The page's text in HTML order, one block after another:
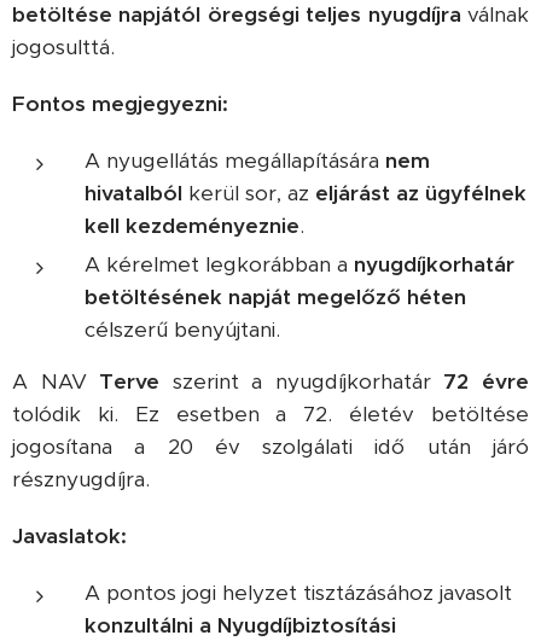
betöltése napjától öregségi teljes nyugdíjra válnak
jogosulttá.
Fontos megjegyezni:
A nyugellátás megállapítására nem
hivatalból kerül sor, az eljárást az ügyfélnek
kell kezdeményeznie.
A kérelmet legkorábban a nyugdíjkorhatár
betöltésének napját megelőző héten
célszerű benyújtani.
A NAV Terve szerint a nyugdíjkorhatár 72 évre
tolódik ki. Ez esetben a 72. életév betöltése
jogosítana a 20 év szolgálati idő után járó
résznyugdíjra.
Javaslatok:
A pontos jogi helyzet tisztázásához javasolt
konzultálni a Nyugdíjbiztosítási